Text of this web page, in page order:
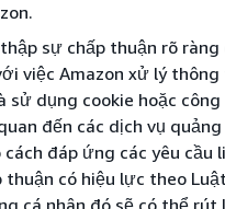
sự chấp thuận rõ ràng
việc Amazon xử lý thông
sử dụng cookie hoặc
đến các dịch vụ
cách đáp ứng các yêu cầu
thuận có hiệu lực theo
cá nhân đó sẽ có thể rút